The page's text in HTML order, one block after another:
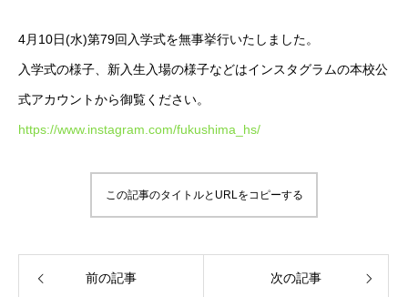
4月10日(水)第79回入学式を無事挙行いたしました。
入学式の様子、新入生入場の様子などはインスタグラムの本校公
式アカウントから御覧ください。
https://www.instagram.com/fukushima_hs/
この記事のタイトルとURLをコピーする
前の記事 次の記事